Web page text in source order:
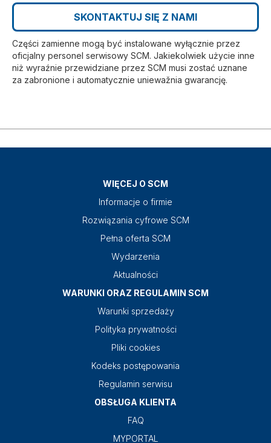
SKONTAKTUJ SIĘ Z NAMI
Części zamienne mogą być instalowane wyłącznie przez
oficjalny personel serwisowy SCM. Jakiekolwiek użycie inne
niż wyraźnie przewidziane przez SCM musi zostać uznane
za zabronione i automatycznie uniewažnia gwarancję.
WIĘCEJ O SCM
Informacje o firmie
Rozwiązania cyfrowe SCM
Pełna oferta SCM
Wydarzenia
Aktualności
WARUNKI ORAZ REGULAMIN SCM
Warunki sprzedaży
Polityka prywatności
Pliki cookies
Kodeks postępowania
Regulamin serwisu
OBSŁUGA KLIENTA
FAQ
MYPORTAL